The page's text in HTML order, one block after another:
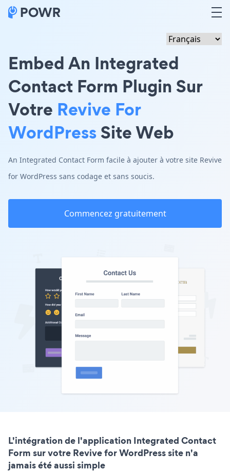
Embed An Integrated
Contact Form Plugin Sur
Votre Revive For
WordPressSite Web
An Integrated Contact Form facile à ajouter à votre site Revive
for WordPress sans codage et sans soucis.
Commencez gratuitement
L'intégration de l'application Integrated Contact
Form sur votre Revive for WordPress site n'a
jamais été aussi simple